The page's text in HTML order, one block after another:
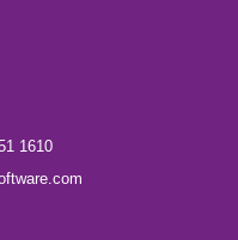
1610